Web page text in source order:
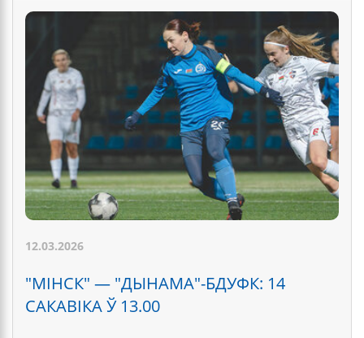
12.03.2026
"МІНСК" — "ДЫНАМА"-БДУФК: 14
САКАВІКА Ў 13.00